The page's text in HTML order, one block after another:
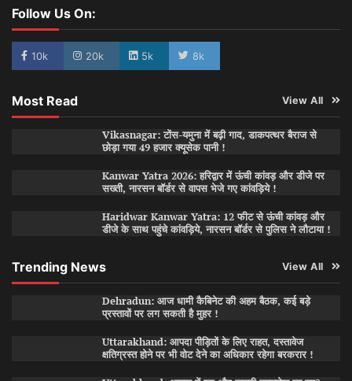
Follow Us On:
10k 20k 5k 8k
Most Read View All
Vikasnagar: टोंस-यमुना में बढ़ी गाद, डाकपत्थर बैराज से
छोड़ा गया 49 हजार क्यूसेक पानी !
Kanwar Yatra 2026: हरिद्वार में ऊंची कांवड़ और डीजे पर
सख्ती, नारसन बॉर्डर से वापस भेजे गए कांवड़िये !
Haridwar Kanwar Yatra: 12 फीट से ऊंची कांवड़ और
डीजे के साथ पहुंचे कांवड़िये, नारसन बॉर्डर से पुलिस ने लौटाया !
Trending News View All
Dehradun: आज धामी कैबिनेट की अहम बैठक, कई बड़े
प्रस्तावों पर लग सकती है मुहर !
Uttarakhand: आपदा पीड़ितों के लिए राहत, दस्तावेज
क्षतिग्रस्त होने पर भी वोट देने का अधिकार रहेगा बरकरार !